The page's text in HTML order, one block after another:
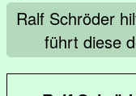
Ralf Schröder
führt diese